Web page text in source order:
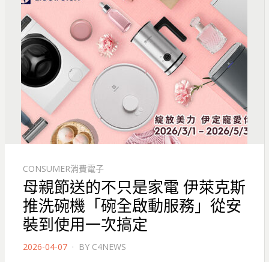
CONSUMER消費電子
母親節送的不只是家電 伊萊克斯
推洗碗機「碗全啟動服務」從安
裝到使用一次搞定
POSTED
2026-04-07 BY C4NEWS